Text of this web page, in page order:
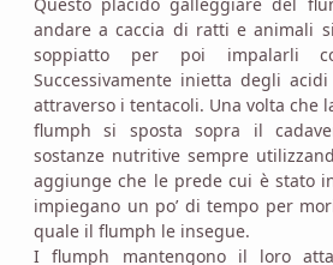
andare a caccia di ratti e animali
soppiatto per poi impalarli
Successivamente inietta degli
attraverso i tentacoli. Una volta che
flumph si sposta sopra il
sostanze nutritive sempre
aggiunge che le prede cui è stato
impiegano un po’ di tempo per
quale il flumph le insegue.
I flumph mantengono il loro